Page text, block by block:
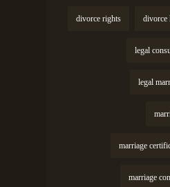
divorce
divorce rights
legal
legal
marriage
marriage